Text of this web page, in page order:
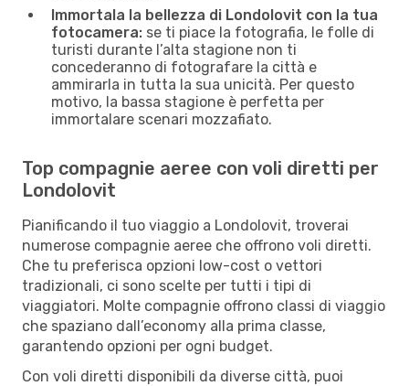
Immortala la bellezza di Londolovit con la tua
fotocamera: se ti piace la fotografia, le folle di
turisti durante l’alta stagione non ti
concederanno di fotografare la città e
ammirarla in tutta la sua unicità. Per questo
motivo, la bassa stagione è perfetta per
immortalare scenari mozzafiato.
Top compagnie aeree con voli diretti per
Londolovit
Pianificando il tuo viaggio a Londolovit, troverai
numerose compagnie aeree che offrono voli diretti.
Che tu preferisca opzioni low-cost o vettori
tradizionali, ci sono scelte per tutti i tipi di
viaggiatori. Molte compagnie offrono classi di viaggio
che spaziano dall’economy alla prima classe,
garantendo opzioni per ogni budget.
Con voli diretti disponibili da diverse città, puoi